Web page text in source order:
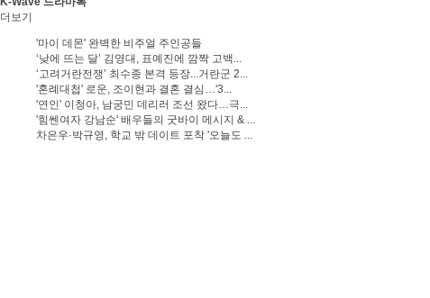
더보기
'마이 데몬' 완벽한 비주얼 주인공들
‘낮에 뜨는 달’ 김영대, 표예진에 깜짝 고백...
‘고려거란전쟁’ 최수종 본격 등장...거란군 2...
'혼례대첩' 로운, 조이현과 결혼 결심…'3...
'연인' 이청아, 남궁민 데리러 조선 왔다…극...
'힘쎈여자 강남순' 배우들의 굿바이 메시지 & ...
차은우·박규영, 학교 밖 데이트 포착 '오늘도 ...